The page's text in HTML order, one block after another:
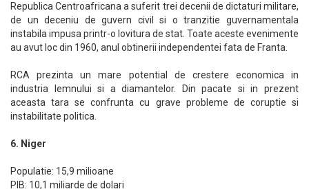
Republica Centroafricana a suferit trei decenii de dictaturi militare,
de un deceniu de guvern civil si o tranzitie guvernamentala
instabila impusa printr-o lovitura de stat. Toate aceste evenimente
au avut loc din 1960, anul obtinerii independentei fata de Franta.
RCA prezinta un mare potential de crestere economica in
industria lemnului si a diamantelor. Din pacate si in prezent
aceasta tara se confrunta cu grave probleme de coruptie si
instabilitate politica.
6. Niger
Populatie: 15,9 milioane
PIB: 10,1 miliarde de dolari